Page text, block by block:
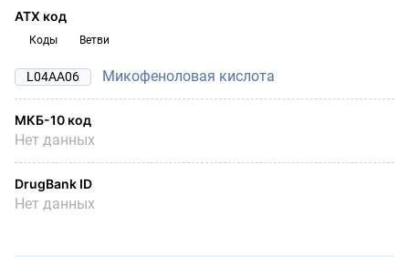
АТХ код
Коды Ветви
L04AA06 Микофеноловая кислота
МКБ-10 код
Нет данных
DrugBank ID
Нет данных